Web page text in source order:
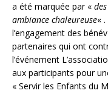
a été marquée par «
ambiance chaleureuse«
l’engagement des
partenaires qui ont
l’événement
aux participants pour
« Servir les Enfants du